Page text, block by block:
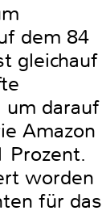
dem 84
gleichauf
um darauf
Amazon
Prozent.
worden
für das